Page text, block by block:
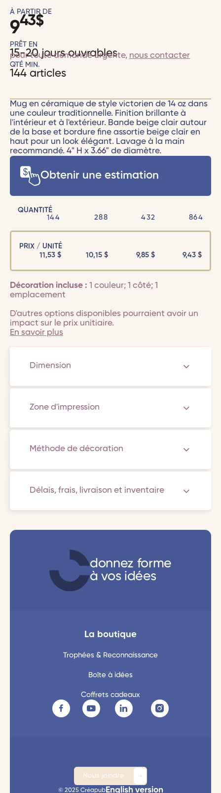
À PARTIR DE
943$
PRÊT EN
15-20 jours ouvrables
pour toute demande urgente, nous contacter
QTÉ MIN.
144 articles
Mug en céramique de style victorien de 14 oz dans
une couleur traditionnelle. Finition brillante à
l'intérieur et à l'extérieur. Bande beige clair autour
de la base et bordure fine assortie beige clair en
haut pour un look élégant. Lavage à la main
recommandé. 4" H x 3.66" de diamètre.
Obtenir une estimation
QUANTITÉ
144
288 432 864
PRIX / UNITÉ
11,53 $ 10,15$ 9,85$ 9,43$
Décoration incluse : 1 couleur; 1 côté; 1
emplacement
D'autres options disponibles pourraient avoir un
impact sur le prix unitiaire.
En savoir plus
Dimension
Zone d'impression
Méthode de décoration
Délais, frais, livraison et inventaire
donnez forme
à vos idées
La boutique
Trophées & Reconnaissance
Boîte à idées
Coffrets cadeaux
Nous joindre
© 2025 CréapubEnglish version